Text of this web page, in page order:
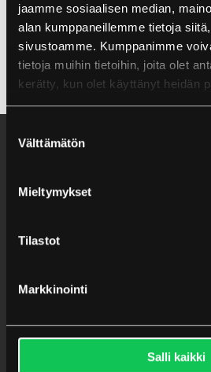
jaamme sosiaalisen median,
alan kumppaneillemme tietoja
sivustoamme. Kumppanimme
tietoja muihin tietoihin, joita olet
kerätty, kun olet käyttänyt heidän
valinta
Välttämätön
Mieltymykset
Tilastot
Markkinointi
Salli kaikki
NCAGE: A03EG
Vi följerplastbranschens allmänna